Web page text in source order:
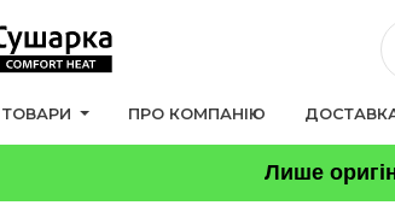
ТОВАРИ ПРО КОМПАНІЮ
Лише